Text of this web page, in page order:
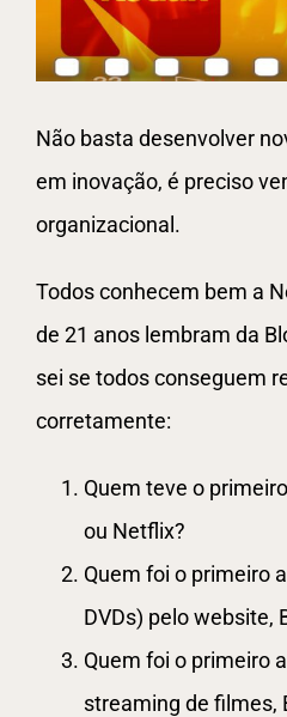
Não basta desenvolver
em inovação, é preciso
organizacional.
Todos conhecem bem a
de 21 anos lembram da
sei se todos conseguem
corretamente:
Quem teve o
ou Netflix?
Quem foi o primeiro
DVDs) pelo website,
Quem foi o primeiro
streaming de filmes,